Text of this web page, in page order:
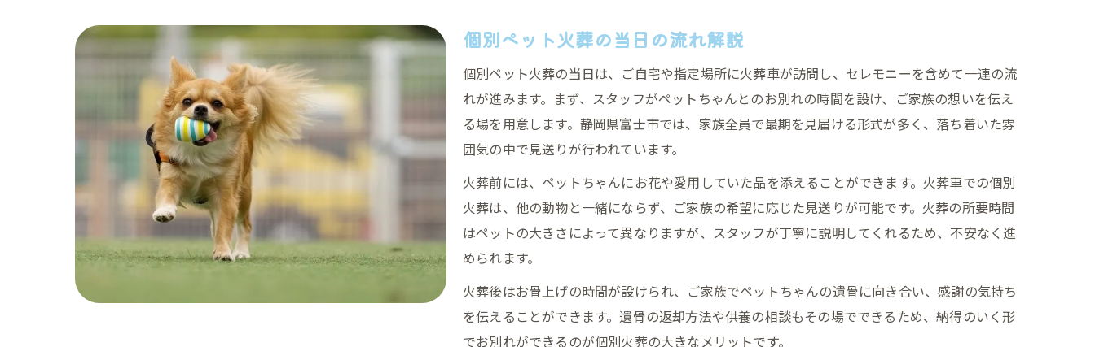
個別火葬で不安を和らげる相談の流れ
静岡県富士市で選ばれる火葬サービス
心を込めたペット見送りのための工夫
飼い主が安心できる火葬後のフォロー
ペット火葬後の供養や納骨の進め方ガイド
ペット火葬後の供養方法と選択肢紹介
静岡県富士市での納骨と散骨の選び方
個別火葬後のメモリアルグッズ活用法
ペット火葬後の心の整理と向き合い方
飼い主と家族のための供養サポート
個別火葬を選ぶ際に知っておきたい注意点
個別ペット火葬の当日の流れ解説
個別ペット火葬の当日は、ご自宅や指定場所に火葬車が訪問し、セレモニーを含めて一連の流
れが進みます。まず、スタッフがペットちゃんとのお別れの時間を設け、ご家族の想いを伝え
る場を用意します。静岡県富士市では、家族全員で最期を見届ける形式が多く、落ち着いた雰
囲気の中で見送りが行われています。
火葬前には、ペットちゃんにお花や愛用していた品を添えることができます。火葬車での個別
火葬は、他の動物と一緒にならず、ご家族の希望に応じた見送りが可能です。火葬の所要時間
はペットの大きさによって異なりますが、スタッフが丁寧に説明してくれるため、不安なく進
められます。
火葬後はお骨上げの時間が設けられ、ご家族でペットちゃんの遺骨に向き合い、感謝の気持ち
を伝えることができます。遺骨の返却方法や供養の相談もその場でできるため、納得のいく形
でお別れができるのが個別火葬の大きなメリットです。